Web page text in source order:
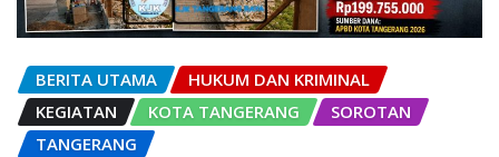
BERITA UTAMA
HUKUM DAN KRIMINAL
KEGIATAN
KOTA TANGERANG
SOROTAN
TANGERANG